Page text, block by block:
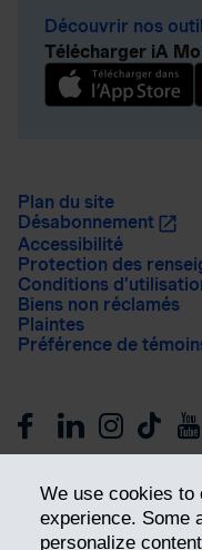
We use cookies to
experience. Some
personalize
Découvrir nos
Télécharger iA
Plan du site
Désabonnement
Accessibilité
Protection des
Conditions
Biens non réclamés
Plaintes
Préférence de